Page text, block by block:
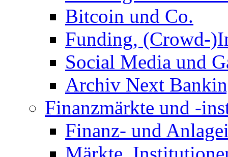
Bitcoin und Co.
Funding, (Crowd-
Social Media und
Archiv Next
Finanzmärkte und -
Finanz- und